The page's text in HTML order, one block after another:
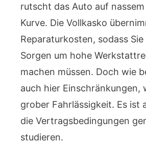
rutscht das Auto auf
Kurve. Die Vollkasko
Reparaturkosten, sodass
Sorgen um hohe
machen müssen. Doch wie
auch hier Einschränkungen,
grober Fahrlässigkeit. Es ist
die Vertragsbedingungen
studieren.